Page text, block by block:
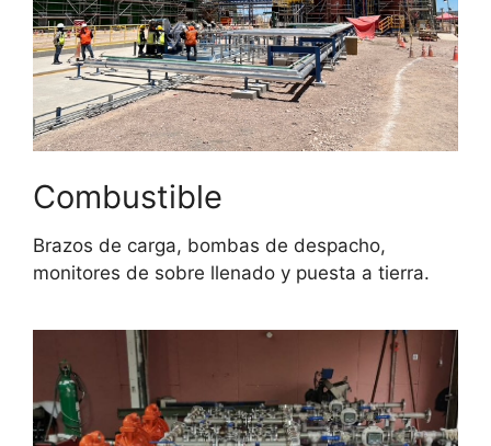
Combustible
Brazos de carga, bombas de despacho,
monitores de sobre llenado y puesta a tierra.